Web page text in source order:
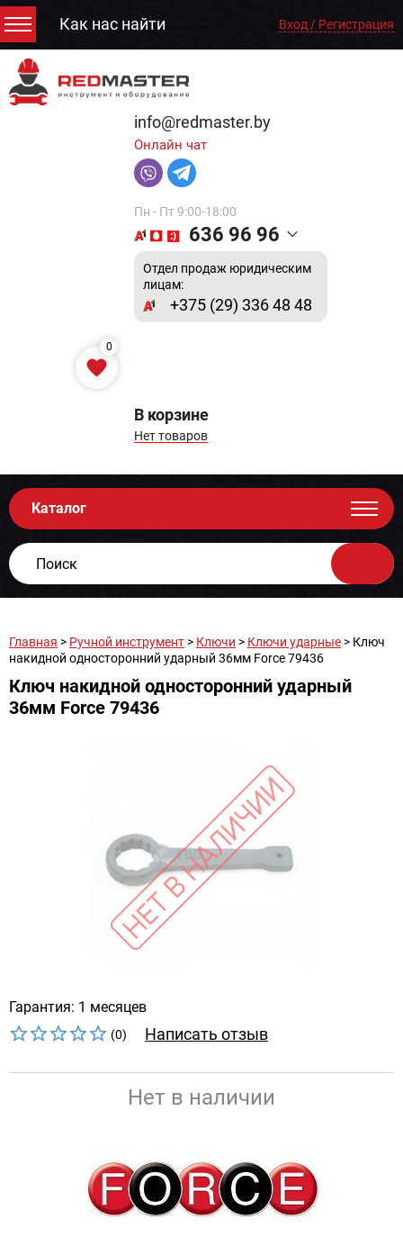
Как нас найти Вход / Регистрация
info@redmaster.by
Онлайн чат
Пн - Пт 9:00-18:00
636 96 96
Отдел продаж юридическим
лицам:
+375 (29) 336 48 48
0
В корзине
Нет товаров
Каталог
Главная > Ручной инструмент > Ключи > Ключи ударные > Ключ
накидной односторонний ударный 36мм Force 79436
Ключ накидной односторонний ударный
36мм Force 79436
Гарантия: 1 месяцев
(0) Написать отзыв
Нет в наличии